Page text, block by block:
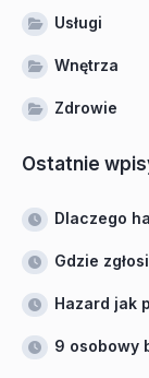
Usługi
Wnętrza
Zdrowie
Ostatnie
Dlaczego
Gdzie
Hazard jak
9 osobowy